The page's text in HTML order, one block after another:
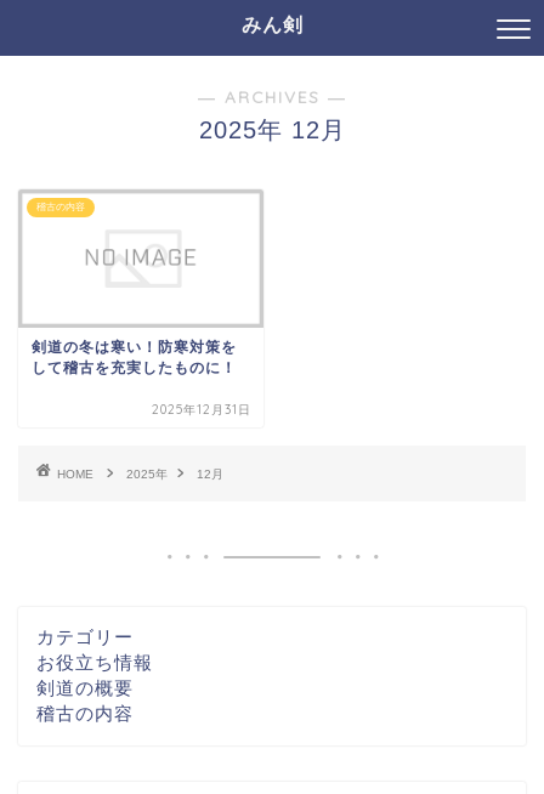
みん剣
― ARCHIVES ―
2025年 12月
稽古の内容
剣道の冬は寒い！防寒対策を
して稽古を充実したものに！
2025年12月31日
HOME 2025年 12月
カテゴリー
お役立ち情報
剣道の概要
稽古の内容